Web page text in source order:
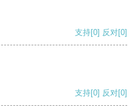
支持[0] 反对[0]
支持[0] 反对[0]